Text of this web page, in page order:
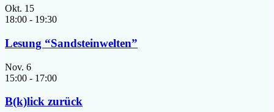
Okt. 15
18:00 - 19:30
Lesung “Sandsteinwelten”
Nov. 6
15:00 - 17:00
B(k)lick zurück